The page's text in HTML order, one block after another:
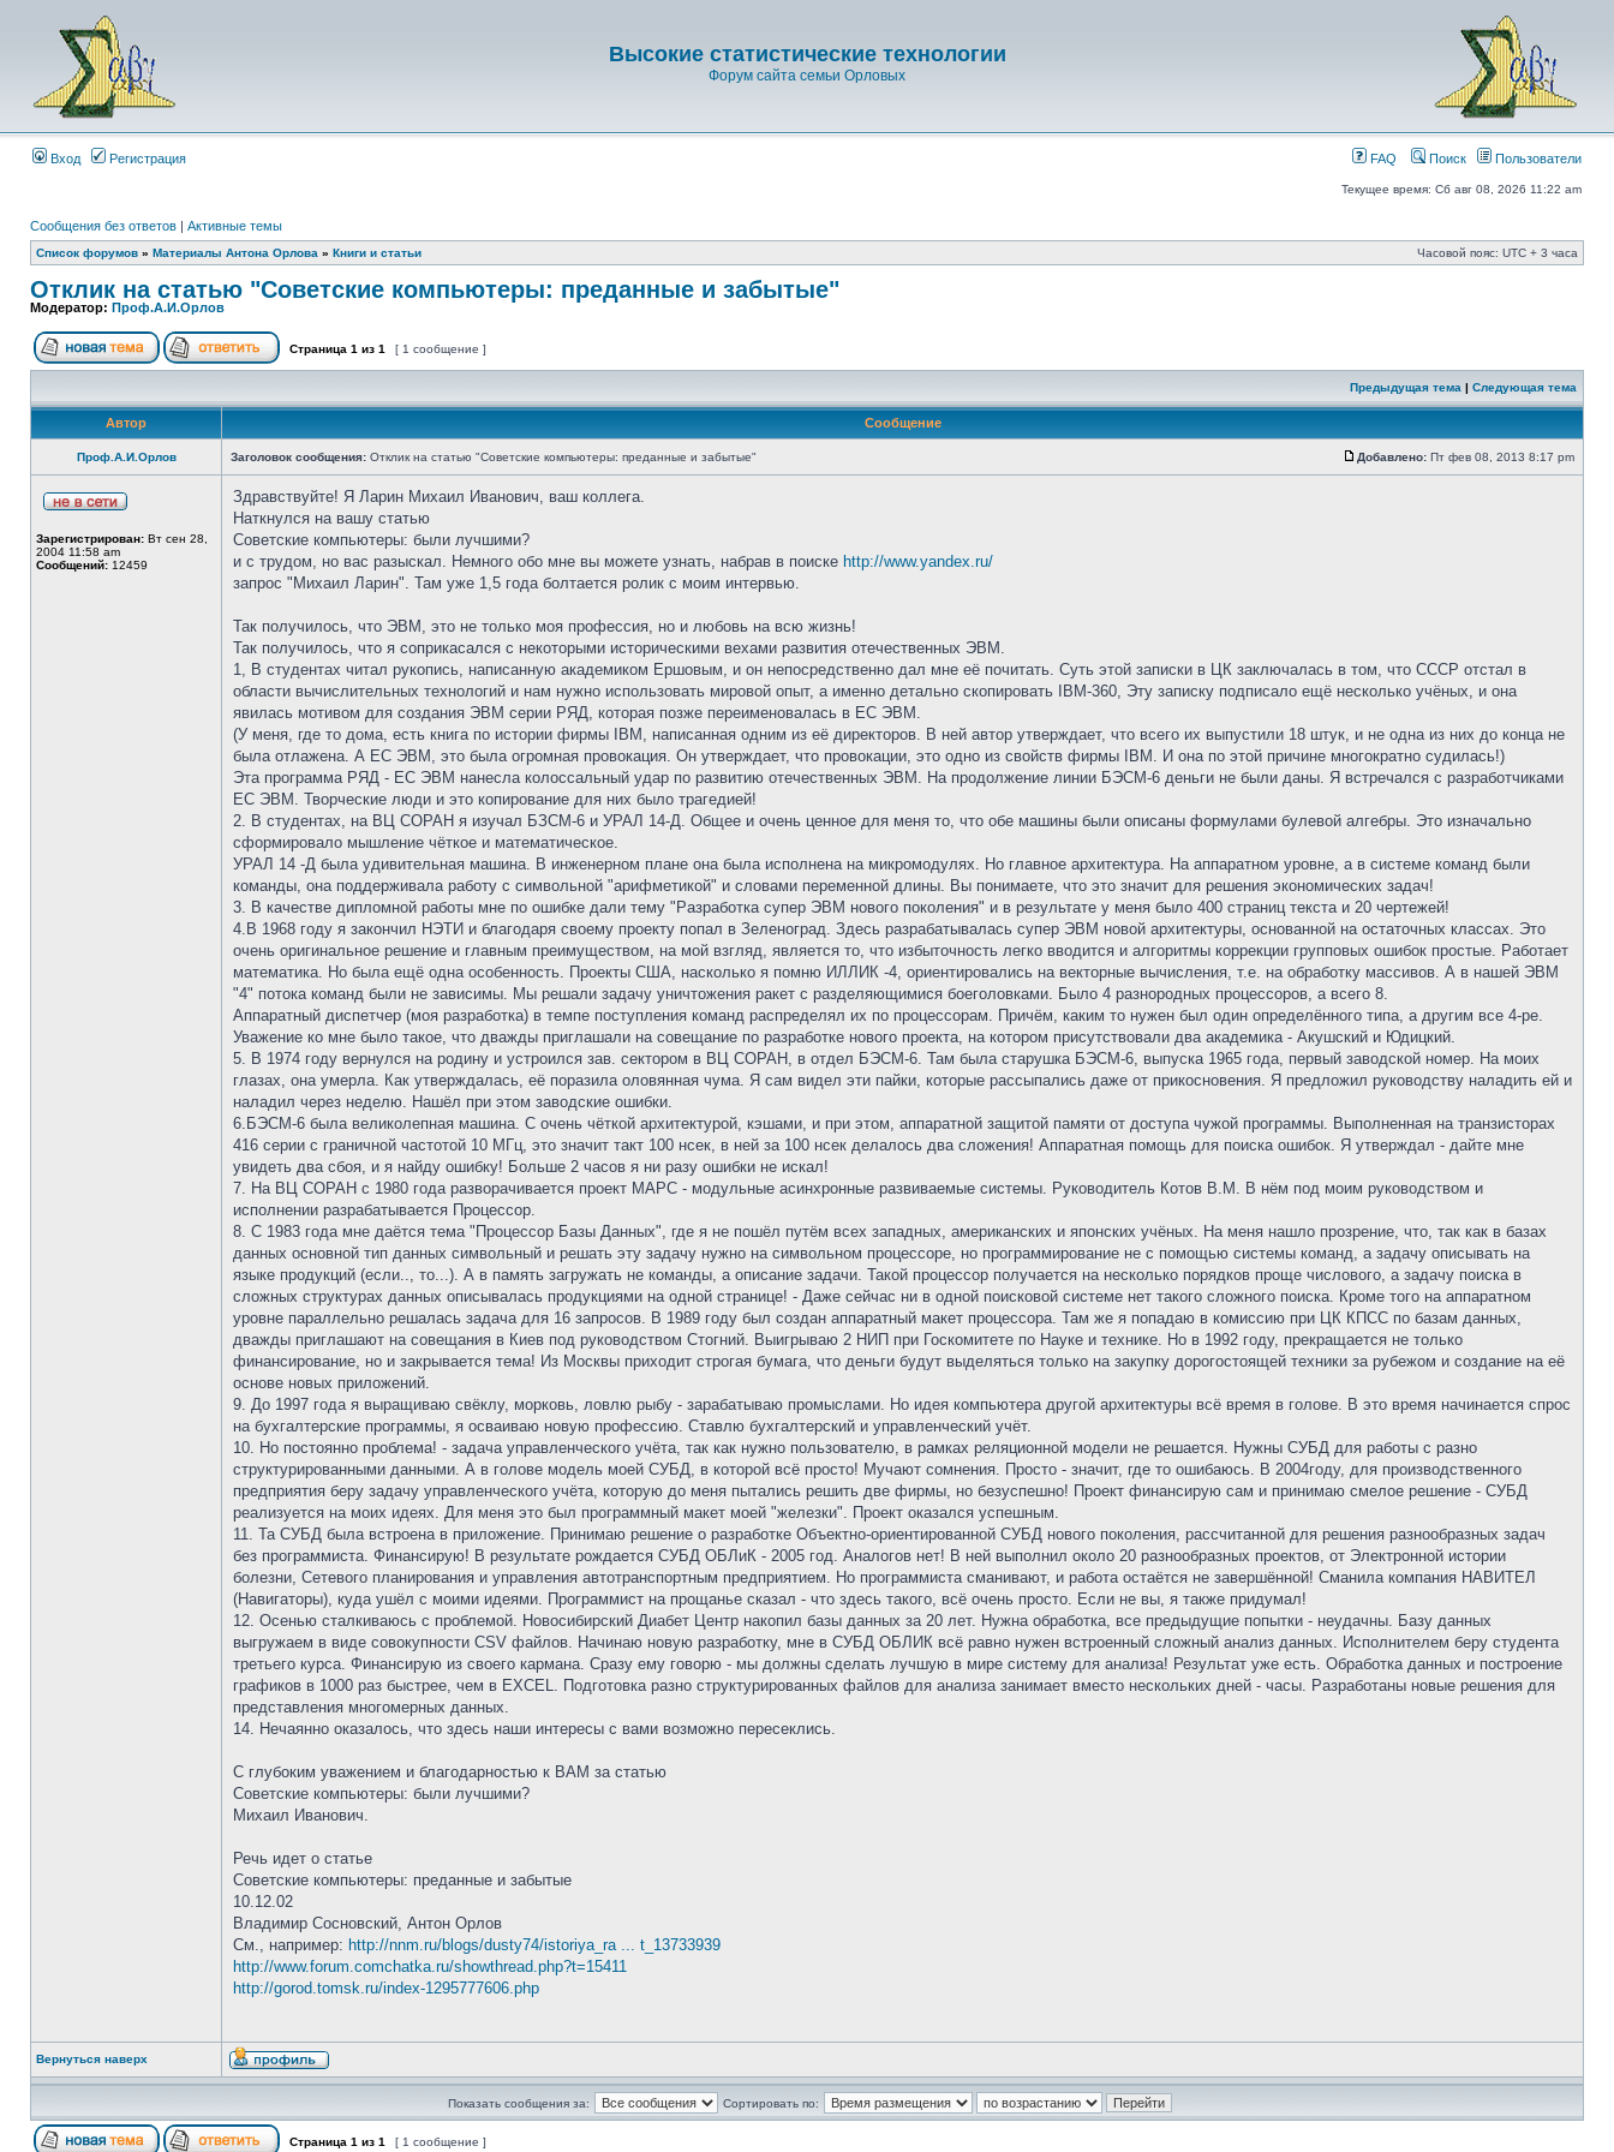
Высокие статистические технологии
Форум сайта семьи Орловых
Вход Регистрация FAQ Поиск Пользователи
Текущее время: Сб авг 08, 2026 11:22 am
Сообщения без ответов | Активные темы
Список форумов » Материалы Антона Орлова » Книги и статьи Часовой пояс: UTC + 3 часа
Отклик на статью "Советские компьютеры: преданные и забытые"
Модератор: Проф.А.И.Орлов
Страница 1 из 1 [ 1 сообщение ]
Предыдущая тема | Следующая тема
Автор Сообщение
Проф.А.И.Орлов Заголовок сообщения: Отклик на статью "Советские компьютеры: преданные и забытые" Добавлено: Пт фев 08, 2013 8:17 pm
Зарегистрирован: Вт сен 28,
2004 11:58 am
Сообщений: 12459
Здравствуйте! Я Ларин Михаил Иванович, ваш коллега.
Наткнулся на вашу статью
Советские компьютеры: были лучшими?
и с трудом, но вас разыскал. Немного обо мне вы можете узнать, набрав в поиске http://www.yandex.ru/
запрос "Михаил Ларин". Там уже 1,5 года болтается ролик с моим интервью.
Так получилось, что ЭВМ, это не только моя профессия, но и любовь на всю жизнь!
Так получилось, что я соприкасался с некоторыми историческими вехами развития отечественных ЭВМ.
1, В студентах читал рукопись, написанную академиком Ершовым, и он непосредственно дал мне её почитать. Суть этой записки в ЦК заключалась в том, что СССР отстал в
области вычислительных технологий и нам нужно использовать мировой опыт, а именно детально скопировать IBM-360, Эту записку подписало ещё несколько учёных, и она
явилась мотивом для создания ЭВМ серии РЯД, которая позже переименовалась в ЕС ЭВМ.
(У меня, где то дома, есть книга по истории фирмы IBM, написанная одним из её директоров. В ней автор утверждает, что всего их выпустили 18 штук, и не одна из них до конца не
была отлажена. А ЕС ЭВМ, это была огромная провокация. Он утверждает, что провокации, это одно из свойств фирмы IBM. И она по этой причине многократно судилась!)
Эта программа РЯД - ЕС ЭВМ нанесла колоссальный удар по развитию отечественных ЭВМ. На продолжение линии БЭСМ-6 деньги не были даны. Я встречался с разработчиками
ЕС ЭВМ. Творческие люди и это копирование для них было трагедией!
2. В студентах, на ВЦ СОРАН я изучал БЗСМ-6 и УРАЛ 14-Д. Общее и очень ценное для меня то, что обе машины были описаны формулами булевой алгебры. Это изначально
сформировало мышление чёткое и математическое.
УРАЛ 14 -Д была удивительная машина. В инженерном плане она была исполнена на микромодулях. Но главное архитектура. На аппаратном уровне, а в системе команд были
команды, она поддерживала работу с символьной "арифметикой" и словами переменной длины. Вы понимаете, что это значит для решения экономических задач!
3. В качестве дипломной работы мне по ошибке дали тему "Разработка супер ЭВМ нового поколения" и в результате у меня было 400 страниц текста и 20 чертежей!
4.В 1968 году я закончил НЭТИ и благодаря своему проекту попал в Зеленоград. Здесь разрабатывалась супер ЭВМ новой архитектуры, основанной на остаточных классах. Это
очень оригинальное решение и главным преимуществом, на мой взгляд, является то, что избыточность легко вводится и алгоритмы коррекции групповых ошибок простые. Работает
математика. Но была ещё одна особенность. Проекты США, насколько я помню ИЛЛИК -4, ориентировались на векторные вычисления, т.е. на обработку массивов. А в нашей ЭВМ
"4" потока команд были не зависимы. Мы решали задачу уничтожения ракет с разделяющимися боеголовками. Было 4 разнородных процессоров, а всего 8.
Аппаратный диспетчер (моя разработка) в темпе поступления команд распределял их по процессорам. Причём, каким то нужен был один определённого типа, а другим все 4-ре.
Уважение ко мне было такое, что дважды приглашали на совещание по разработке нового проекта, на котором присутствовали два академика - Акушский и Юдицкий.
5. В 1974 году вернулся на родину и устроился зав. сектором в ВЦ СОРАН, в отдел БЭСМ-6. Там была старушка БЭСМ-6, выпуска 1965 года, первый заводской номер. На моих
глазах, она умерла. Как утверждалась, её поразила оловянная чума. Я сам видел эти пайки, которые рассыпались даже от прикосновения. Я предложил руководству наладить ей и
наладил через неделю. Нашёл при этом заводские ошибки.
6.БЭСМ-6 была великолепная машина. С очень чёткой архитектурой, кэшами, и при этом, аппаратной защитой памяти от доступа чужой программы. Выполненная на транзисторах
416 серии с граничной частотой 10 МГц, это значит такт 100 нсек, в ней за 100 нсек делалось два сложения! Аппаратная помощь для поиска ошибок. Я утверждал - дайте мне
увидеть два сбоя, и я найду ошибку! Больше 2 часов я ни разу ошибки не искал!
7. На ВЦ СОРАН с 1980 года разворачивается проект МАРС - модульные асинхронные развиваемые системы. Руководитель Котов В.М. В нём под моим руководством и
исполнении разрабатывается Процессор.
8. С 1983 года мне даётся тема "Процессор Базы Данных", где я не пошёл путём всех западных, американских и японских учёных. На меня нашло прозрение, что, так как в базах
данных основной тип данных символьный и решать эту задачу нужно на символьном процессоре, но программирование не с помощью системы команд, а задачу описывать на
языке продукций (если.., то...). А в память загружать не команды, а описание задачи. Такой процессор получается на несколько порядков проще числового, а задачу поиска в
сложных структурах данных описывалась продукциями на одной странице! - Даже сейчас ни в одной поисковой системе нет такого сложного поиска. Кроме того на аппаратном
уровне параллельно решалась задача для 16 запросов. В 1989 году был создан аппаратный макет процессора. Там же я попадаю в комиссию при ЦК КПСС по базам данных,
дважды приглашают на совещания в Киев под руководством Стогний. Выигрываю 2 НИП при Госкомитете по Науке и технике. Но в 1992 году, прекращается не только
финансирование, но и закрывается тема! Из Москвы приходит строгая бумага, что деньги будут выделяться только на закупку дорогостоящей техники за рубежом и создание на её
основе новых приложений.
9. До 1997 года я выращиваю свёклу, морковь, ловлю рыбу - зарабатываю промыслами. Но идея компьютера другой архитектуры всё время в голове. В это время начинается спрос
на бухгалтерские программы, я осваиваю новую профессию. Ставлю бухгалтерский и управленческий учёт.
10. Но постоянно проблема! - задача управленческого учёта, так как нужно пользователю, в рамках реляционной модели не решается. Нужны СУБД для работы с разно
структурированными данными. А в голове модель моей СУБД, в которой всё просто! Мучают сомнения. Просто - значит, где то ошибаюсь. В 2004году, для производственного
предприятия беру задачу управленческого учёта, которую до меня пытались решить две фирмы, но безуспешно! Проект финансирую сам и принимаю смелое решение - СУБД
реализуется на моих идеях. Для меня это был программный макет моей "железки". Проект оказался успешным.
11. Та СУБД была встроена в приложение. Принимаю решение о разработке Объектно-ориентированной СУБД нового поколения, рассчитанной для решения разнообразных задач
без программиста. Финансирую! В результате рождается СУБД ОБЛиК - 2005 год. Аналогов нет! В ней выполнил около 20 разнообразных проектов, от Электронной истории
болезни, Сетевого планирования и управления автотранспортным предприятием. Но программиста сманивают, и работа остаётся не завершённой! Сманила компания НАВИТЕЛ
(Навигаторы), куда ушёл с моими идеями. Программист на прощанье сказал - что здесь такого, всё очень просто. Если не вы, я также придумал!
12. Осенью сталкиваюсь с проблемой. Новосибирский Диабет Центр накопил базы данных за 20 лет. Нужна обработка, все предыдущие попытки - неудачны. Базу данных
выгружаем в виде совокупности CSV файлов. Начинаю новую разработку, мне в СУБД ОБЛИК всё равно нужен встроенный сложный анализ данных. Исполнителем беру студента
третьего курса. Финансирую из своего кармана. Сразу ему говорю - мы должны сделать лучшую в мире систему для анализа! Результат уже есть. Обработка данных и построение
графиков в 1000 раз быстрее, чем в EXCEL. Подготовка разно структурированных файлов для анализа занимает вместо нескольких дней - часы. Разработаны новые решения для
представления многомерных данных.
14. Нечаянно оказалось, что здесь наши интересы с вами возможно пересеклись.
С глубоким уважением и благодарностью к ВАМ за статью
Советские компьютеры: были лучшими?
Михаил Иванович.
Речь идет о статье
Советские компьютеры: преданные и забытые
10.12.02
Владимир Сосновский, Антон Орлов
См., например: http://nnm.ru/blogs/dusty74/istoriya_ra ... t_13733939
http://www.forum.comchatka.ru/showthread.php?t=15411
http://gorod.tomsk.ru/index-1295777606.php
Вернуться наверх
Показать сообщения за: Сортировать по:
Страница 1 из 1 [ 1 сообщение ]